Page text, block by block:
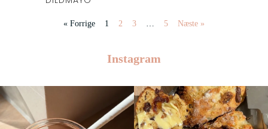
« Forrige 1 2 3 5 Næste »
Instagram